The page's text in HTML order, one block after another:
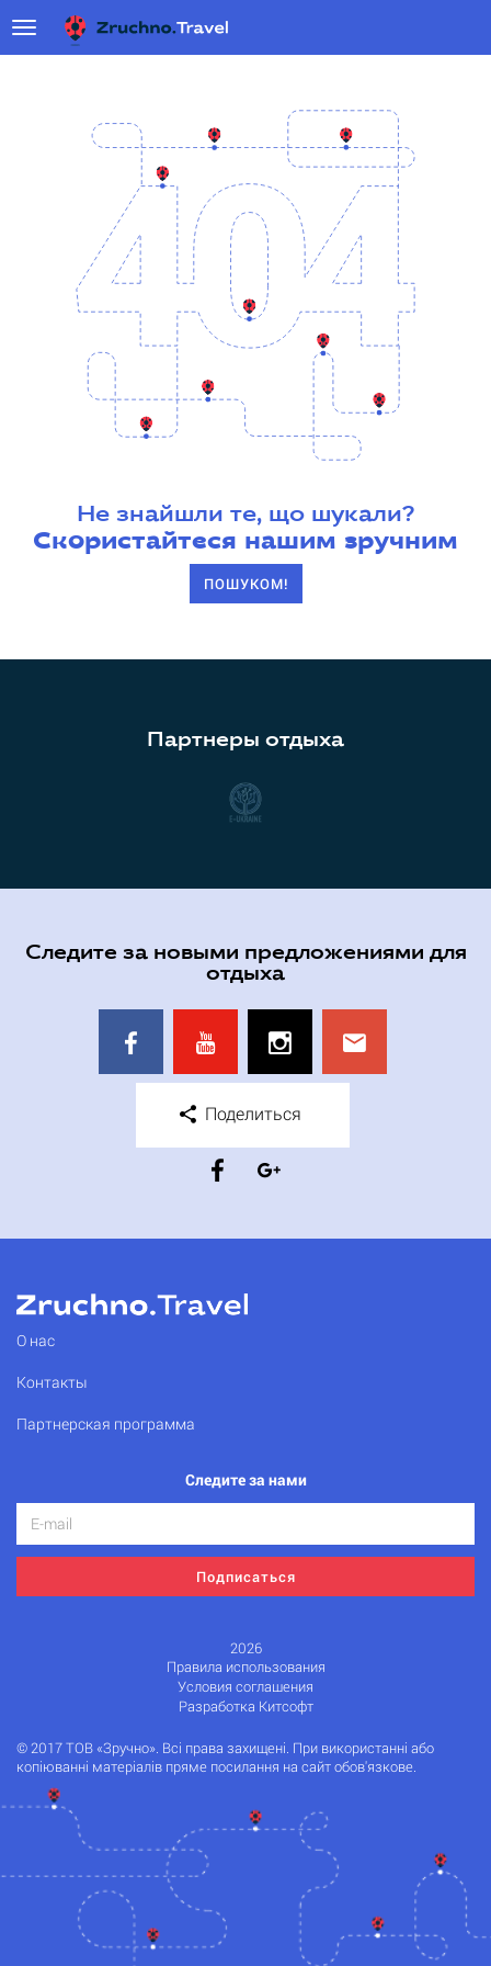
Не знайшли те, що шукали?
Скористайтеся нашим зручним
ПОШУКОМ!
Партнеры отдыха
Следите за новыми предложениями для
отдыха
Поделиться
О нас
Контакты
Партнерская программа
Следите за нами
Подписаться
2026
Правила использования
Условия соглашения
Разработка Китсофт
© 2017 ТОВ «Зручно». Всі права захищені. При використанні або
копіюванні матеріалів пряме посилання на сайт обов'язкове.